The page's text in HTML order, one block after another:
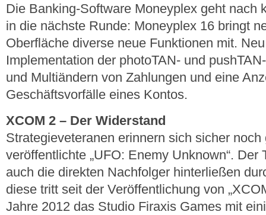
Die Banking-Software Moneyplex geht nach
in die nächste Runde: Moneyplex 16 bringt
Oberfläche diverse neue Funktionen mit.
Implementation der photoTAN- und
und Multiändern von Zahlungen und eine
Geschäftsvorfälle eines Kontos.
XCOM 2 – Der Widerstand
Strategieveteranen erinnern sich sicher
veröffentlichte „UFO: Enemy Unknown“.
auch die direkten Nachfolger hinterließen
diese tritt seit der Veröffentlichung von
Jahre 2012 das Studio Firaxis Games mit